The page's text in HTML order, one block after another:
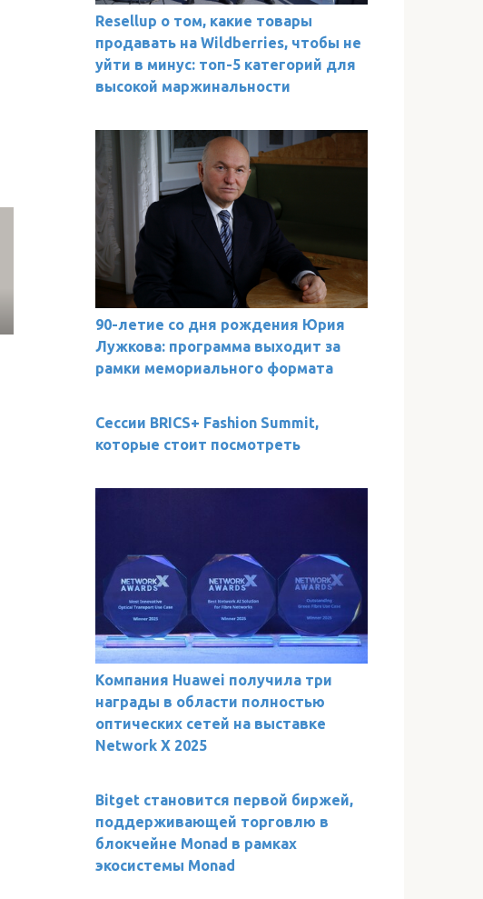
Resellup о том, какие товары
продавать на Wildberries, чтобы не
уйти в минус: топ-5 категорий для
высокой маржинальности
90-летие со дня рождения Юрия
Лужкова: программа выходит за
рамки мемориального формата
Сессии BRICS+ Fashion Summit,
которые стоит посмотреть
Компания Huawei получила три
награды в области полностью
оптических сетей на выставке
Network X 2025
Bitget становится первой биржей,
поддерживающей торговлю в
блокчейне Monad в рамках
экосистемы Monad